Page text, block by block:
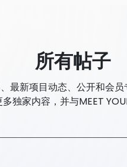
所有帖子
最新项目动态、公开和会
独家内容，并与MEET